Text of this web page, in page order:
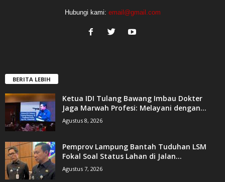
Hubungi kami: email@gmail.com
BERITA LEBIH
Ketua IDI Tulang Bawang Imbau Dokter
Jaga Marwah Profesi: Melayani dengan...
Agustus 8, 2026
Pemprov Lampung Bantah Tuduhan LSM
Fokal Soal Status Lahan di Jalan...
Agustus 7, 2026